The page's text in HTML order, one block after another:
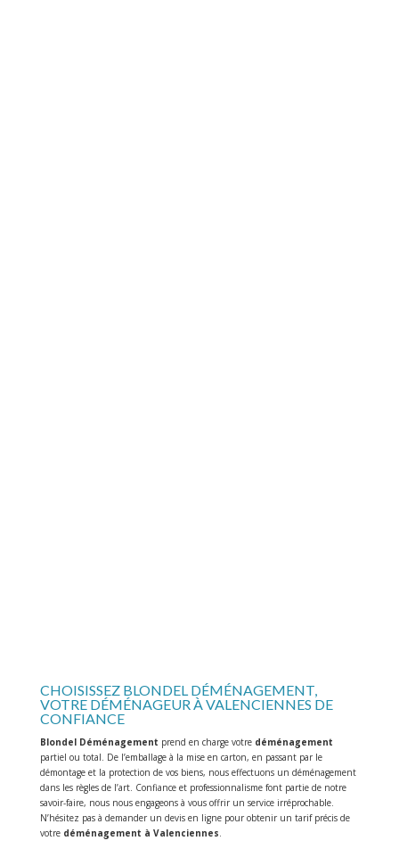
CHOISISSEZ BLONDEL DÉMÉNAGEMENT,
VOTRE DÉMÉNAGEUR À VALENCIENNES DE
CONFIANCE
Blondel Déménagement prend en charge votre déménagement
partiel ou total. De l’emballage à la mise en carton, en passant par le
démontage et la protection de vos biens, nous effectuons un déménagement
dans les règles de l’art. Confiance et professionnalisme font partie de notre
savoir-faire, nous nous engageons à vous offrir un service irréprochable.
N’hésitez pas à demander un devis en ligne pour obtenir un tarif précis de
votre déménagement à Valenciennes